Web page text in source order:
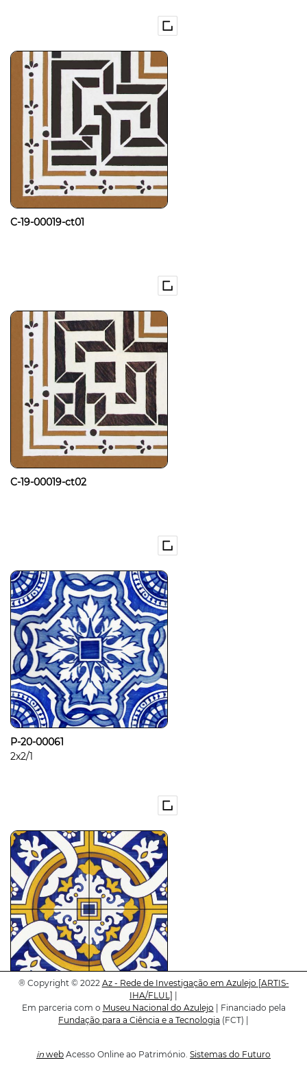
C-19-00019-ct01
C-19-00019-ct02
P-20-00061
2x2/1
P-20-00062
® Copyright © 2022 Az - Rede de Investigação em Azulejo [ARTIS-
IHA/FLUL]
Em parceria com o Museu Nacional do Azulejo | Financiado pela
Fundação para a Ciência e a Tecnologia (FCT) |
in web Acesso Online ao Património. Sistemas do Futuro